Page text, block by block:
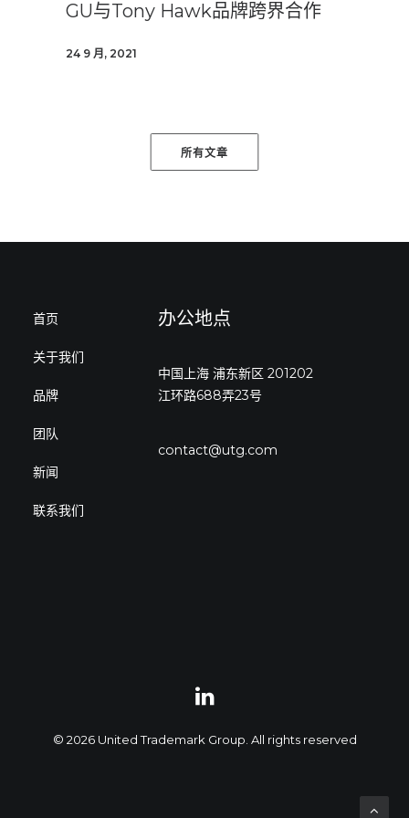
GU与Tony Hawk品牌跨界合作
24 9 月, 2021
所有文章
首页
关于我们
品牌
团队
新闻
联系我们
办公地点
中国上海 浦东新区 201202
江环路688弄23号
contact@utg.com
© 2026 United Trademark Group. All rights reserved